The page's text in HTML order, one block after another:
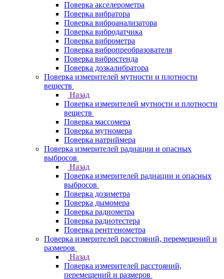
Поверка акселерометра
Поверка вибратора
Поверка виброанализатора
Поверка вибродатчика
Поверка виброметра
Поверка вибропреобразователя
Поверка вибростенда
Поверка дозкалибратора
Поверка измерителей мутности и плотности
веществ
Назад
Поверка измерителей мутности и плотности
веществ
Поверка массомера
Поверка мутномера
Поверка натриймера
Поверка измерителей радиации и опасных
выбросов
Назад
Поверка измерителей радиации и опасных
выбросов
Поверка дозиметра
Поверка дымомера
Поверка радиометра
Поверка радиотестера
Поверка рентгенометра
Поверка измерителей расстояний, перемещений и
размеров
Назад
Поверка измерителей расстояний,
перемещений и размеров